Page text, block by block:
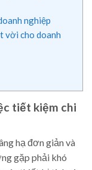
nghiệp
vời cho doanh
tiết kiệm chi
hạ đơn giản và
gặp phải khó